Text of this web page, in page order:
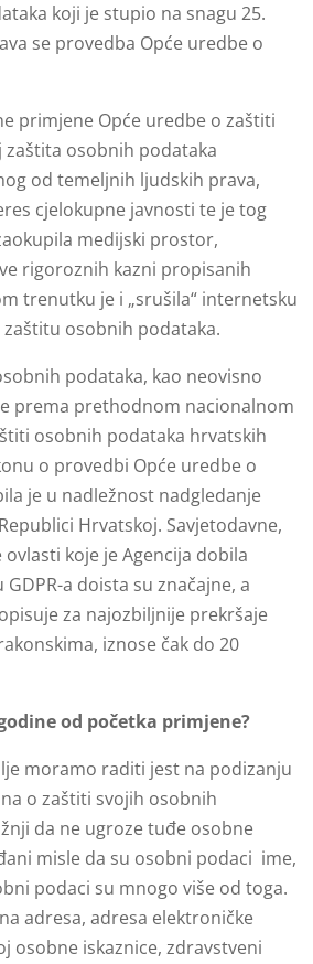
koji je stupio na snagu 25.
se provedba Opće uredbe o
primjene Opće uredbe o zaštiti
zaštita osobnih podataka
od temeljnih ljudskih prava,
cjelokupne javnosti te je tog
medijski prostor,
rigoroznih kazni propisanih
trenutku je i „srušila“ internetsku
osobnih podataka.
podataka, kao neovisno
prema prethodnom nacionalnom
osobnih podataka hrvatskih
o provedbi Opće uredbe o
je u nadležnost nadgledanje
Hrvatskoj. Savjetodavne,
koje je Agencija dobila
a doista su značajne, a
za najozbiljnije prekršaje
iznose čak do 20
od početka primjene?
moramo raditi jest na podizanju
o zaštiti svojih osobnih
da ne ugroze tuđe osobne
misle da su osobni podaci ime,
podaci su mnogo više od toga.
adresa, adresa elektroničke
osobne iskaznice, zdravstveni